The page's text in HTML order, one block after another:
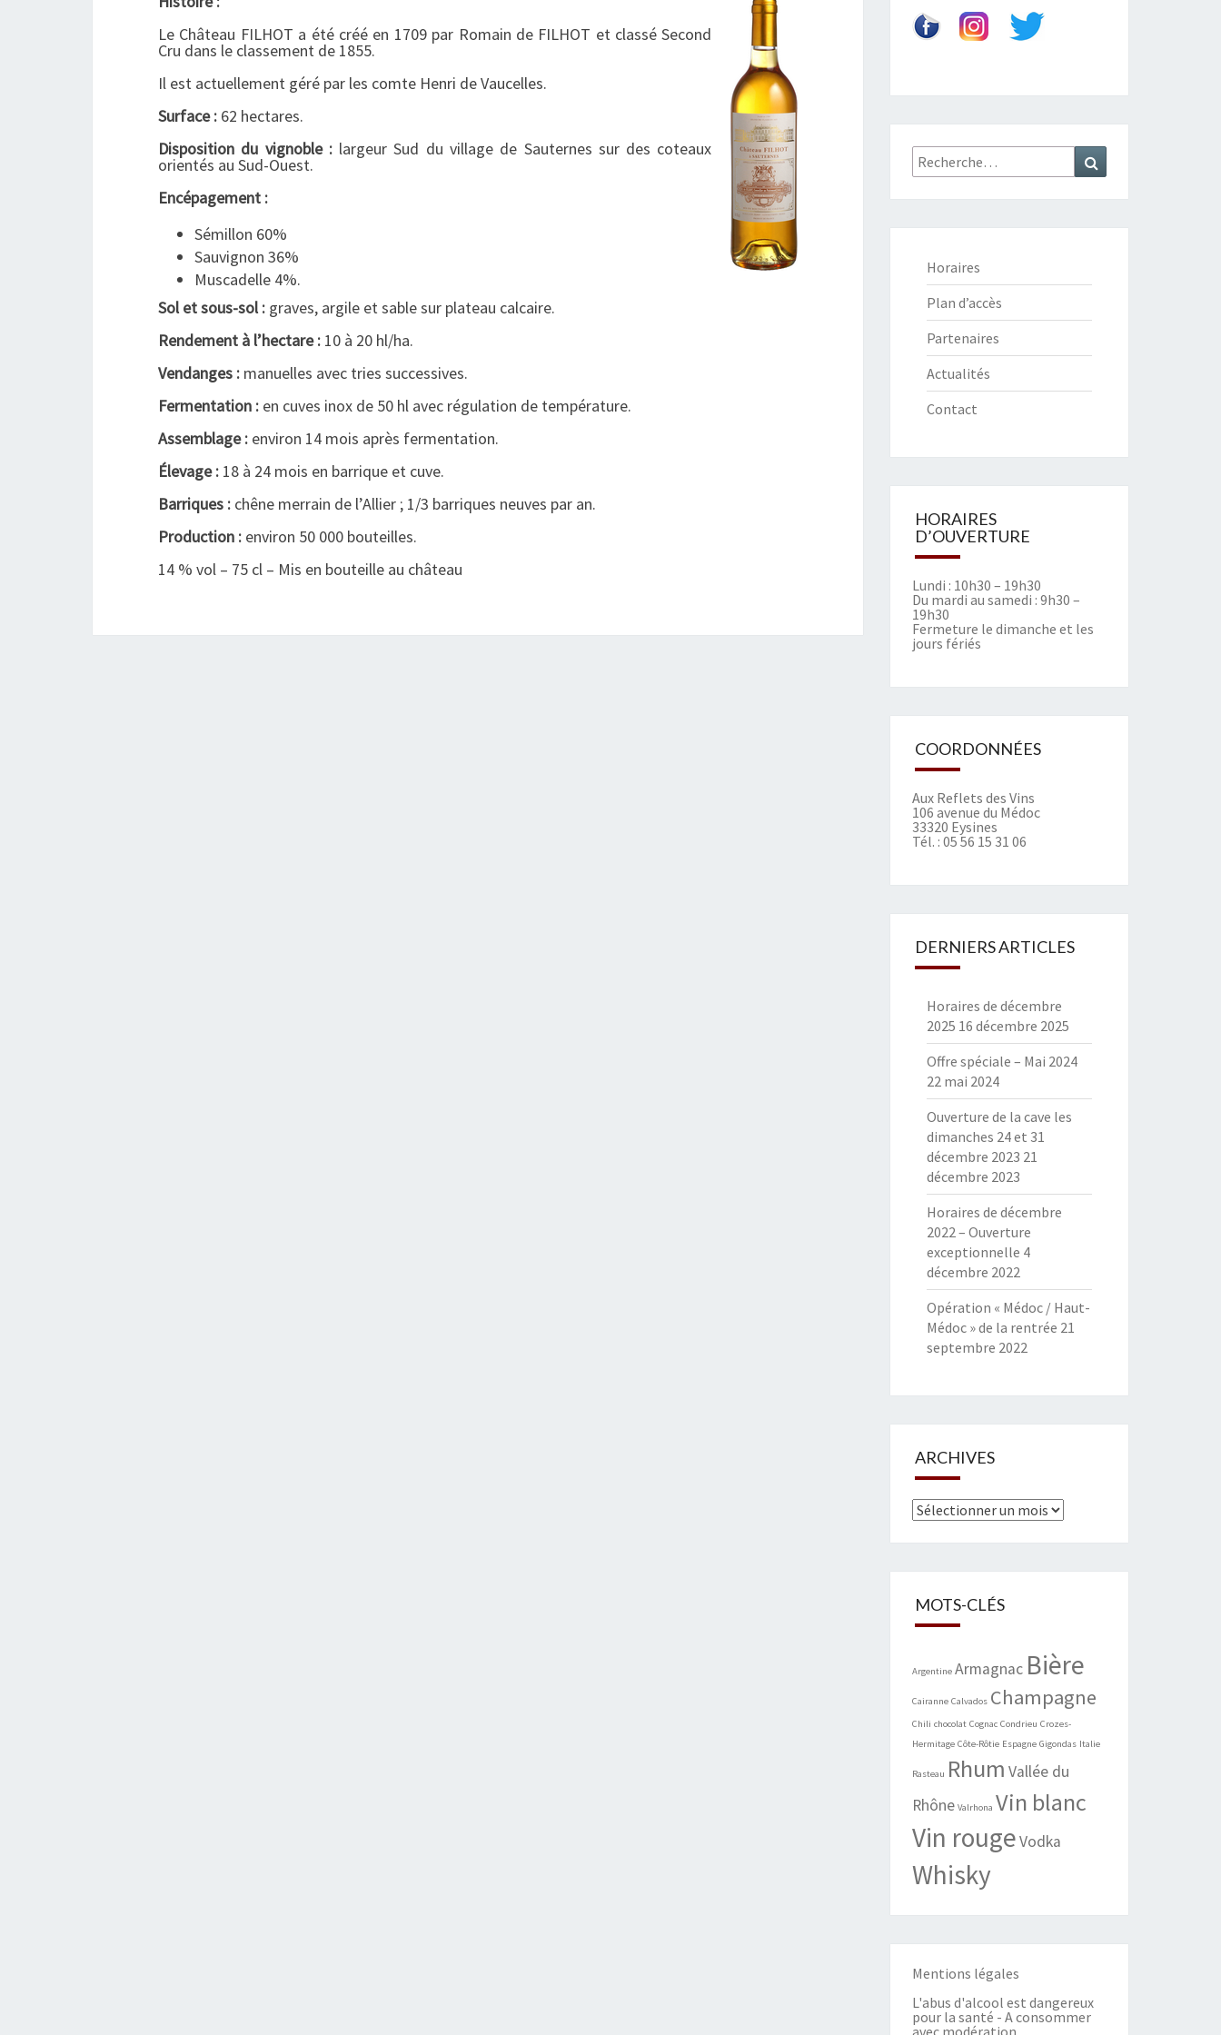
U
I
O
E
S
Le Château FILHOT a été créé en 1709 par Romain de FILHOT et classé Second
Cru dans le classement de 1855.
Il est actuellement géré par les comte Henri de Vaucelles.
Surface : 62 hectares.
Disposition du vignoble :largeur Sud du village de Sauternes sur des coteaux
orientés au Sud-Ouest.
Encépagement :
Sémillon 60%
Sauvignon 36%
Muscadelle 4%.
Sol et sous-sol : graves, argile et sable sur plateau calcaire.
Rendement à l’hectare : 10 à 20 hl/ha.
Vendanges : manuelles avec tries successives.
Fermentation : en cuves inox de 50 hl avec régulation de température.
Assemblage : environ 14 mois après fermentation.
Élevage : 18 à 24 mois en barrique et cuve.
Barriques : chêne merrain de l’Allier ; 1/3 barriques neuves par an.
Production : environ 50 000 bouteilles.
14 % vol – 75 cl – Mis en bouteille au château
Recherche
:
Horaires
Plan d’accès
Partenaires
Actualités
Contact
HORAIRES
D’OUVERTURE
Lundi : 10h30 – 19h30
Du mardi au samedi : 9h30 –
19h30
Fermeture le dimanche et les
jours fériés
COORDONNÉES
Aux Reflets des Vins
106 avenue du Médoc
33320 Eysines
Tél. : 05 56 15 31 06
DERNIERS ARTICLES
Horaires de décembre
2025 16 décembre 2025
Offre spéciale – Mai 2024
22 mai 2024
Ouverture de la cave les
dimanches 24 et 31
décembre 2023 21
décembre 2023
Horaires de décembre
2022 – Ouverture
exceptionnelle 4
décembre 2022
Opération « Médoc / Haut-
Médoc » de la rentrée 21
septembre 2022
ARCHIVES
Archives
MOTS-CLÉS
Argentine Armagnac Bière
Cairanne Calvados Champagne
Chili chocolat Cognac Condrieu Crozes-
Hermitage Côte-Rôtie Espagne Gigondas Italie
Rasteau Rhum Vallée du
Rhône Valrhona Vin blanc
Vin rougeVodka
Whisky
Mentions légales
L'abus d'alcool est dangereux
pour la santé - A consommer
avec modération